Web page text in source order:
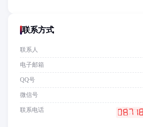
联系方式
联系人
电子邮箱
QQ号
微信号
联系电话